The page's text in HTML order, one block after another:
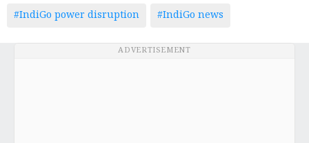
#IndiGo power disruption #IndiGo news
ADVERTISEMENT